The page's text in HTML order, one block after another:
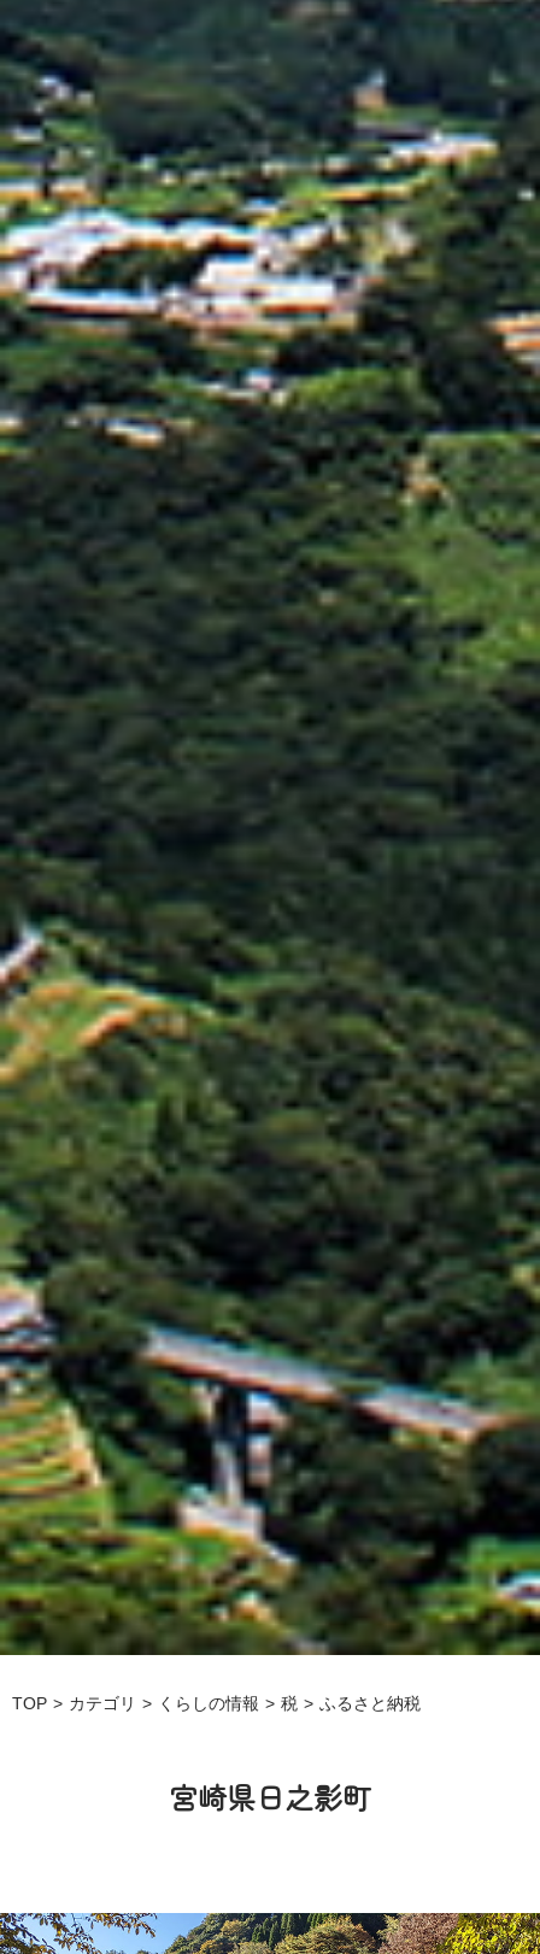
TOP カテゴリ くらしの情報 税 ふるさと納税
宮崎県日之影町